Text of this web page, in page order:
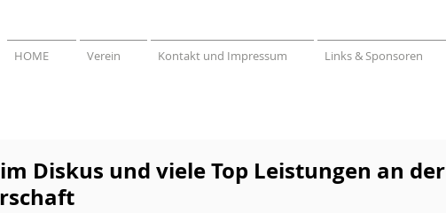
HOME Verein Kontakt und Impressum Links & Sponsoren
Diskus und viele Top Leistungen an der